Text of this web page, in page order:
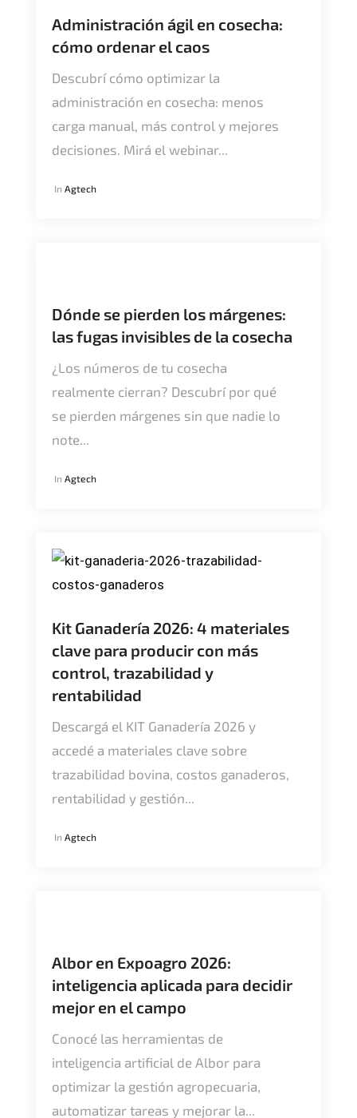
Administración ágil en cosecha:
cómo ordenar el caos
Descubrí cómo optimizar la
administración en cosecha: menos
carga manual, más control y mejores
decisiones. Mirá el webinar...
In Agtech
Dónde se pierden los márgenes:
las fugas invisibles de la cosecha
¿Los números de tu cosecha
realmente cierran? Descubrí por qué
se pierden márgenes sin que nadie lo
note...
In Agtech
Kit Ganadería 2026: 4 materiales
clave para producir con más
control, trazabilidad y
rentabilidad
Descargá el KIT Ganadería 2026 y
accedé a materiales clave sobre
trazabilidad bovina, costos ganaderos,
rentabilidad y gestión...
In Agtech
Albor en Expoagro 2026:
inteligencia aplicada para decidir
mejor en el campo
Conocé las herramientas de
inteligencia artificial de Albor para
optimizar la gestión agropecuaria,
automatizar tareas y mejorar la...